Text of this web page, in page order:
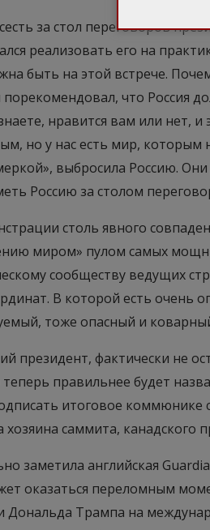
за стол переговоров
реализовать его на
быть на этой встрече.
что Россия
нравится вам или нет,
но у нас есть мир, которым
выбросила Россию.
Россию за столом
столь явного
миром» пулом самых
сообществу ведущих
В которой есть очень
тоже опасный и
президент, фактически не
правильнее будет
итоговое
хозяина саммита, канадского
заметила английская
оказаться переломным
Дональда Трампа на